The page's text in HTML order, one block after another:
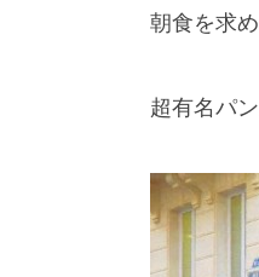
朝食を求
超有名パ